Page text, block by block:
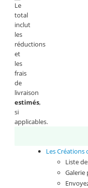
Le
total
inclut
les
réductions
et
les
frais
de
livraison
estimés,
si
applicables.
Les Créations
Liste
Galerie